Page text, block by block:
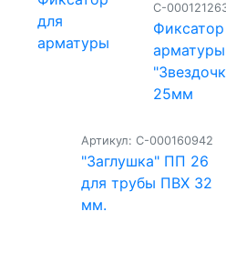
С-
арматуры
25мм
Артикул: С-000160942
"Заглушка" ПП 26
для трубы ПВХ 32
мм.